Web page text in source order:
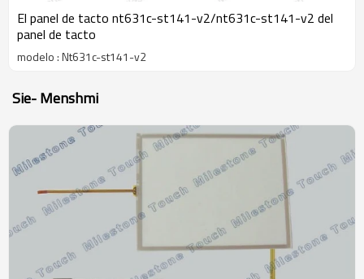
El panel de tacto nt631c-st141-v2/nt631c-st141-v2 del
panel de tacto
modelo : Nt631c-st141-v2
Sie- Menshmi